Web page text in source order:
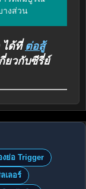
างส่วน
ได้ที่ ต่อสู้
ยวกับซีรี่ย์
งย่อ Trigger
เลอร์